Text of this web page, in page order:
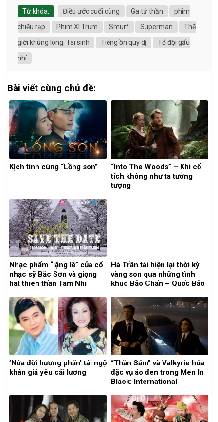
Từ khóa: Điều ước cuối cùng Ga tử thần
phim
chiếu rạp
Phim Xì Trum Smurf Superman
Thế
giới khủng long: Tái sinh
Tiếng ồn quỷ dị
Tổ đội gấu
nhí
Bài viết cùng chủ đề:
Kịch tính cùng “Lồng son”
“Into The Woods” – Khi cổ
tích không như ta tưởng
tượng
Nhạc phẩm “lặng lẽ” của cố
nhạc sỹ Bắc Sơn và giọng
hát thiên thần Tâm Nhi
Hà Trần tái hiện lại thời kỳ
vàng son qua những tình
khúc Bảo Chấn – Quốc Bảo
’Nửa đời hương phấn’ tái ngộ
khán giả yêu cải lương
“Thần Sấm” và Valkyrie hóa
đặc vụ áo đen trong Men In
Black: International